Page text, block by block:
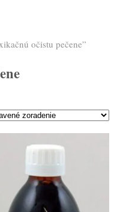
očistu pečene”